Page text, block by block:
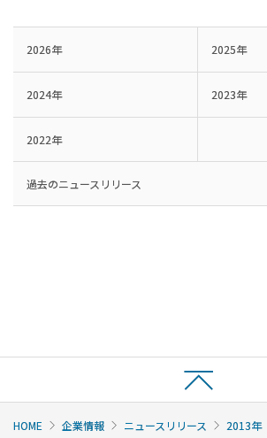
2026年 2025年
2024年 2023年
2022年
過去のニュースリリース
HOME 企業情報 ニュースリリース 2013年